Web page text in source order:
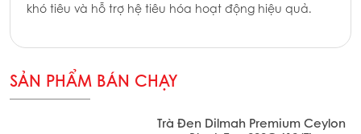
khó tiêu và hỗ trợ hệ tiêu hóa hoạt động hiệu quả.
SẢN PHẨM BÁN CHẠY